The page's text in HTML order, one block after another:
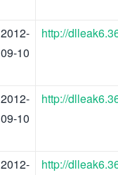
2012-
09-10
http://
2012-
09-10
http://
2012-
http://